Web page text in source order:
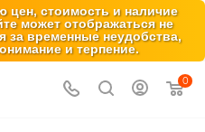
цен, стоимость и наличие
может отображаться не
за временные неудобства,
и терпение.
0